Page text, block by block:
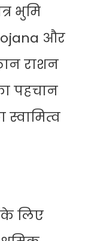
भुमि
और
राशन
पहचान
लिए